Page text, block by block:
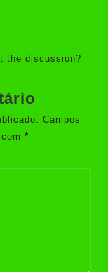
the discussion?
Campos
*